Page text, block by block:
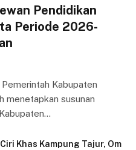
Pendidikan
Periode 2026-
Pemerintah Kabupaten
menetapkan susunan
Khas Kampung Tajur, Om